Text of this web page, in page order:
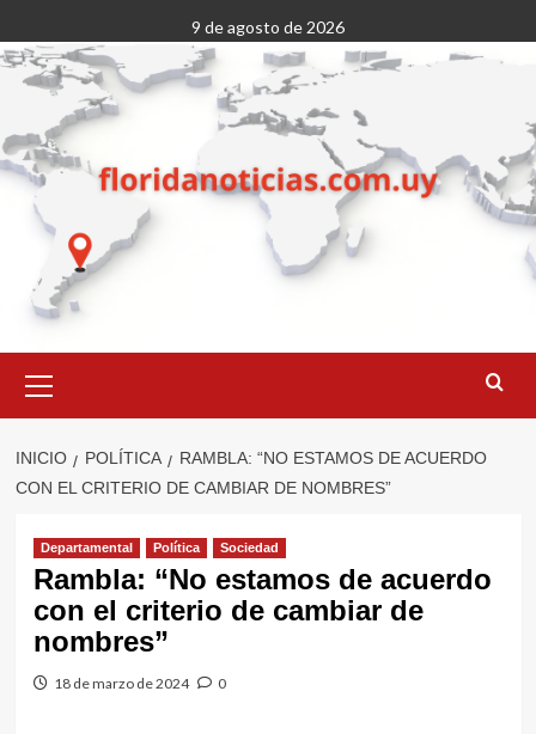
al
contenido
9 de agosto de 2026
primario
INICIO POLÍTICA
RAMBLA: “NO ESTAMOS DE ACUERDO
CON EL CRITERIO DE CAMBIAR DE NOMBRES”
Departamental Política Sociedad
Rambla: “No estamos de acuerdo
con el criterio de cambiar de
nombres”
18 de marzo de 2024 0